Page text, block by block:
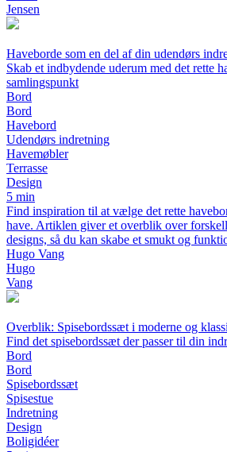
Jensen
Haveborde som en del af din udendørs
Skab et indbydende uderum med det rette
samlingspunkt
Bord
Bord
Havebord
Udendørs indretning
Havemøbler
Terrasse
Design
5 min
Find inspiration til at vælge det rette
have. Artiklen giver et overblik over
designs, så du kan skabe et smukt og
Hugo Vang
Hugo
Vang
Overblik: Spisebordssæt i moderne og
Find det spisebordssæt der passer til din
Bord
Bord
Spisebordssæt
Spisestue
Indretning
Design
Boligidéer